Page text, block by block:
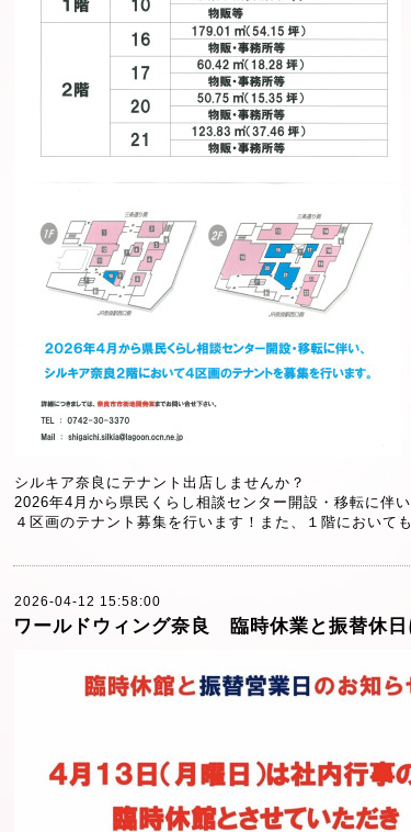
シルキア奈良にテナント出店しませんか？
2026年4月から県民くらし相談センター開設・移転に伴
４区画のテナント募集を行います！また、１階において
2026-04-12 15:58:00
ワールドウィング奈良 臨時休業と振替休日